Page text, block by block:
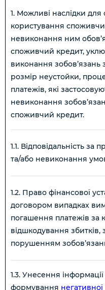
1. Можливі наслідки для
користування
невиконання ним
споживчий кредит,
виконання зобов’язань
розмір неустойки,
платежів, які
невиконання
споживчий кредит.
1.1. Відповідальність
та/або невиконання
1.2. Право фінансової
договором випадках
погашення платежів за
відшкодування
порушенням
1.3. Унесення
формування негативної